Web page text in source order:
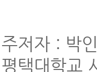
주저자 : 박
평택대학교